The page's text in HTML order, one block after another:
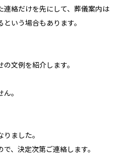
連絡だけを先にして、葬儀案内は
いう場合もあります。
文例を紹介します。
。
ました。
、決定次第ご連絡します。